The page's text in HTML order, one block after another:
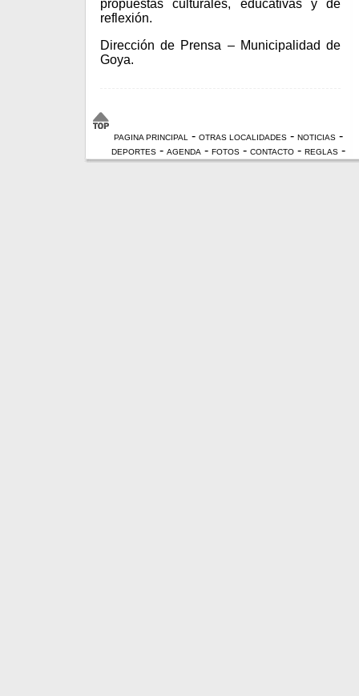
propuestas culturales, educativas y de
reflexión.
Dirección de Prensa – Municipalidad de
Goya.
PAGINA PRINCIPAL - OTRAS LOCALIDADES - NOTICIAS -
DEPORTES - AGENDA - FOTOS - CONTACTO - REGLAS -